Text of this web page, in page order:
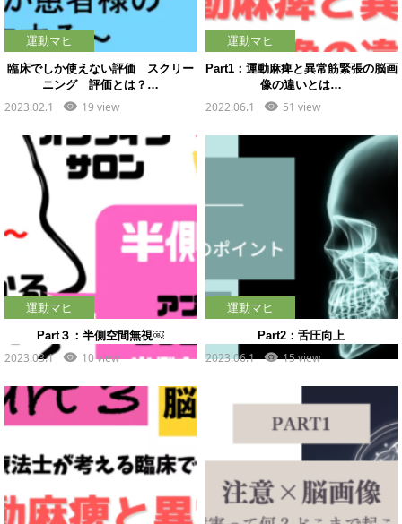
運動マヒ
臨床でしか使えない評価 スクリー
ニング 評価とは？…
2023.02.1 19 view
運動マヒ
Part1：運動麻痺と異常筋緊張の脳画
像の違いとは…
2022.06.1 51 view
運動マヒ
Part３：半側空間無視￼
2023.03.1 10 view
運動マヒ
Part2：舌圧向上
2023.06.1 15 view